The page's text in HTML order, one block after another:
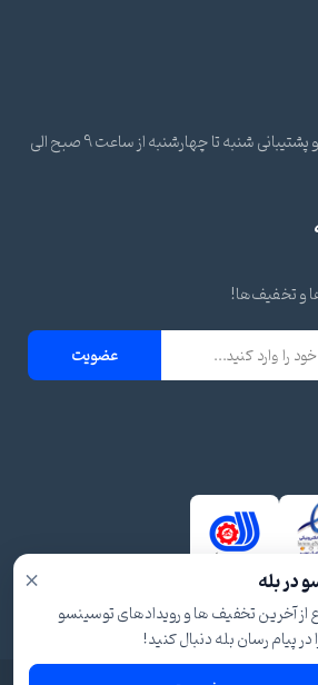
ساعات پاسخ گویی تلفنی و پشتیبانی شنبه تا چهارشنبه از ساعت 9 صبح الی
و تخفیف‌ها!
عضویت
× در بله
از آخرین تخفیف ها و رویدادهای توسینسو
در پیام رسان بله دنبال کنید!